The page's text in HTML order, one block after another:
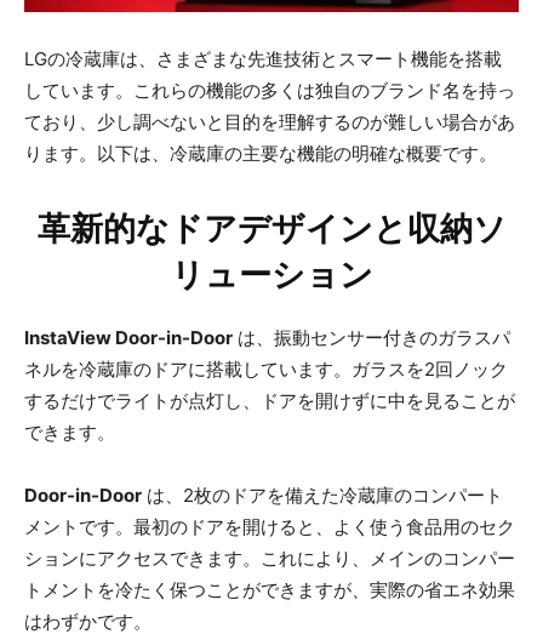
LGの冷蔵庫は、さまざまな先進技術とスマート機能を搭載
しています。これらの機能の多くは独自のブランド名を持っ
ており、少し調べないと目的を理解するのが難しい場合があ
ります。以下は、冷蔵庫の主要な機能の明確な概要です。
革新的なドアデザインと収納ソ
リューション
InstaView Door-in-Door は、振動センサー付きのガラスパ
ネルを冷蔵庫のドアに搭載しています。ガラスを2回ノック
するだけでライトが点灯し、ドアを開けずに中を見ることが
できます。
Door-in-Door は、2枚のドアを備えた冷蔵庫のコンパート
メントです。最初のドアを開けると、よく使う食品用のセク
ションにアクセスできます。これにより、メインのコンパー
トメントを冷たく保つことができますが、実際の省エネ効果
はわずかです。